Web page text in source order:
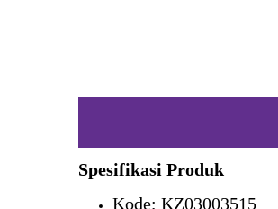
Spesifikasi Produk
Kode; KZ03003515